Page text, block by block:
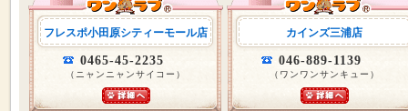
フレスポ小田原シティーモール店
0465-45-2235
（ニャンニャンサイコー）
カインズ三浦店
046-889-1139
（ワンワンサンキュー）